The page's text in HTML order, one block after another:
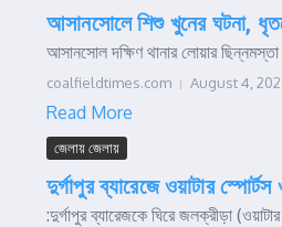
আসানসোলে শিশু খুনের ঘটনা,
আসানসোল দক্ষিণ থানার লোয়ার
coalfieldtimes.com August 4,
Read More
জেলায় জেলায়
দুর্গাপুর ব্যারেজে ওয়াটার
:দুর্গাপুর ব্যারেজকে ঘিরে জলক্রীড়া